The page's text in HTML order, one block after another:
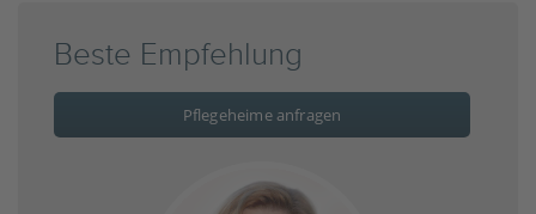
Beste Empfehlung
Pflegeheime anfragen